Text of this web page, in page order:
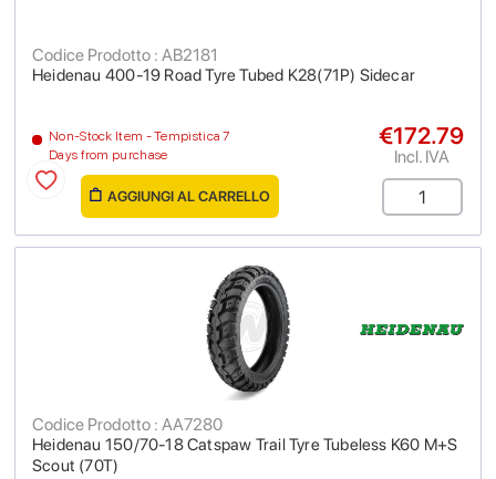
Heidenau 400-19 Road Tyre Tubed K28(71P) Sidecar
Codice Prodotto : AB2181
Non-Stock Item - Tempistica 7
Days from purchase
€172.79
Incl. IVA
AGGIUNGI AL CARRELLO
Heidenau 150/70-18 Catspaw Trail Tyre Tubeless K60 M+S
Scout (70T)
Codice Prodotto : AA7280